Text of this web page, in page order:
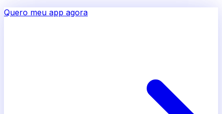
Quero meu app agora